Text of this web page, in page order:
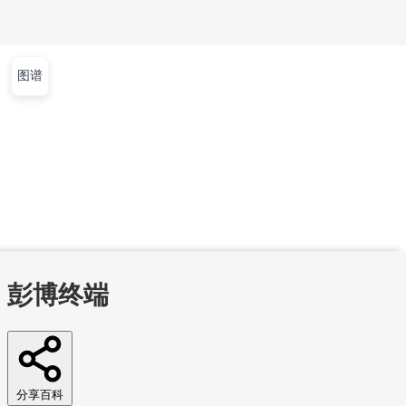
文章 视频 课程 集训营
首页文章视频
工作
图谱